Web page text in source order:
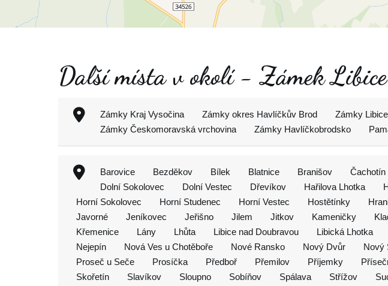
Další místa v okolí - Zámek
Zámky Kraj Vysočina Zámky okres Havlíčkův Brod Zámky
Zámky Českomoravská vrchovina
Zámky Havlíčkobrodsko
Barovice Bezděkov Bílek Blatnice Branišov Čachotín
Dolní Sokolovec
Dolní Vestec Dřevíkov Hařilova Lhotka
Horní Sokolovec
Horní Studenec Horní Vestec Hostětínky
Javorné
Jeníkovec Jeřišno Jilem Jitkov Kameničky
Křemenice
Lány Lhůta Libice nad Doubravou Libická Lhotka
Nejepín
Nová Ves u Chotěboře Nové Ransko Nový Dvůr Nový
Proseč u Seče
Prosíčka Předboř Přemilov Příjemky
Skořetín
Slavíkov Sloupno Sobíňov Spálava Střížov